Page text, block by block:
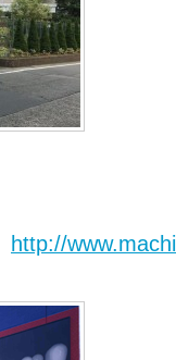
http://